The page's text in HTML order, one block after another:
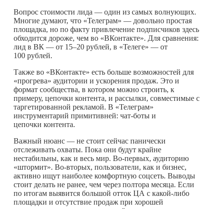
Вопрос стоимости лида — один из самых волнующих.
Многие думают, что «Телеграм» — довольно простая
площадка, но по факту привлечение подписчиков здесь
обходится дороже, чем во «ВКонтакте». Для сравнения:
лид в ВК — от 15–20 рублей, в «Телеге» — от
100 рублей.
Также во «ВКонтакте» есть больше возможностей для
«прогрева» аудитории и ускорения продаж. Это и
формат сообщества, в котором можно строить, к
примеру, цепочки контента, и рассылки, совместимые с
таргетированной рекламой. В «Телеграм»
инструментарий примитивней: чат-боты и
цепочки контента.
Важный нюанс — не стоит сейчас панически
отслеживать охваты. Пока они будут крайне
нестабильны, как и весь мир. Во-первых, аудиторию
«штормит». Во-вторых, пользователи, как и бизнес,
активно ищут наиболее комфортную соцсеть. Выводы
стоит делать не ранее, чем через полтора месяца. Если
по итогам выявится большой отток ЦА с какой-либо
площадки и отсутствие продаж при хорошей